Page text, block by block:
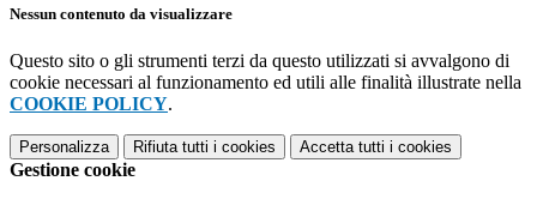
Nessun contenuto da visualizzare
Questo sito o gli strumenti terzi da questo utilizzati si avvalgono di
cookie necessari al funzionamento ed utili alle finalità illustrate nella
COOKIE POLICY.
Personalizza Rifiuta tutti i cookies Accetta tutti i cookies
Gestione cookie